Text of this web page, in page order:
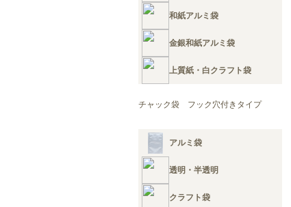
和紙アルミ袋
金銀和紙アルミ袋
上質紙・白クラフト袋
チャック袋 フック穴付きタイプ
アルミ袋
透明・半透明
クラフト袋